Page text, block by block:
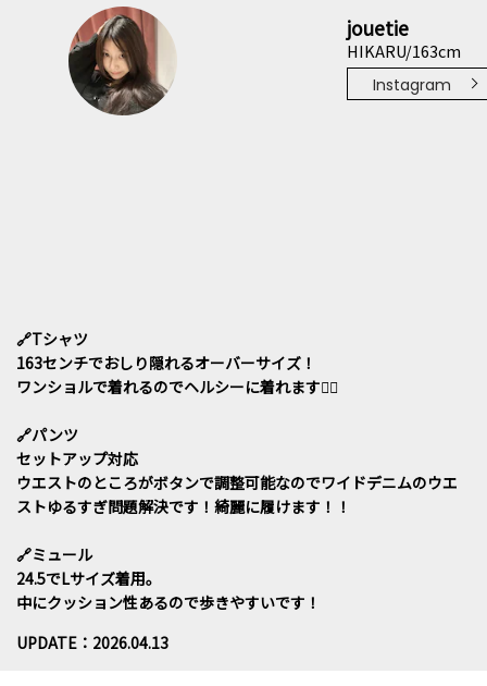
jouetie
HIKARU/163cm
Instagram
🔗Tシャツ
163センチでおしり隠れるオーバーサイズ！
ワンショルで着れるのでヘルシーに着れます👍🏻
🔗パンツ
セットアップ対応
ウエストのところがボタンで調整可能なのでワイドデニムのウエ
ストゆるすぎ問題解決です！綺麗に履けます！！
🔗ミュール
24.5でLサイズ着用。
中にクッション性あるので歩きやすいです！
UPDATE：2026.04.13